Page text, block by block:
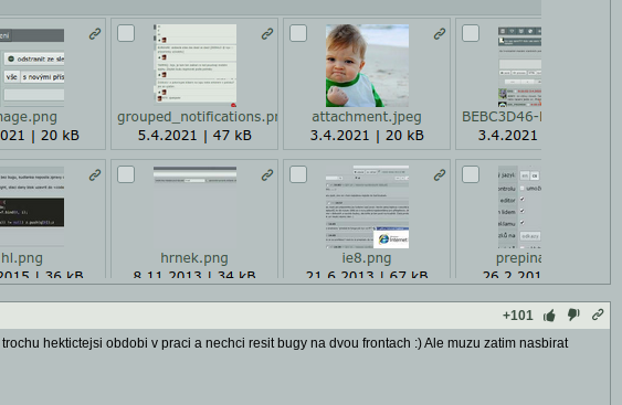
+101
hektictejsi obdobi v praci a nechci resit bugy na dvou frontach :) Ale muzu zatim nasbirat